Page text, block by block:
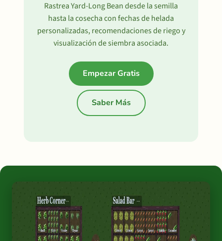
Rastrea Yard-Long Bean desde la semilla
hasta la cosecha con fechas de helada
personalizadas, recomendaciones de riego y
visualización de siembra asociada.
Empezar Gratis
Saber Más